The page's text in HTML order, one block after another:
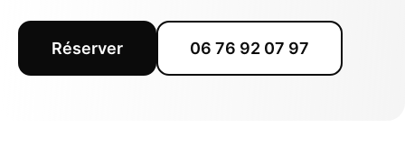
Réserver 06 76 92 07 97